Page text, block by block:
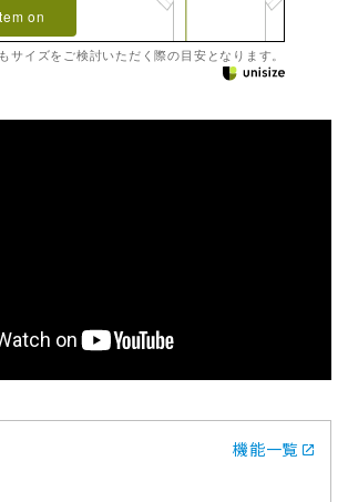
on
サイズをご検討いただく際の目安となります。
機能一覧